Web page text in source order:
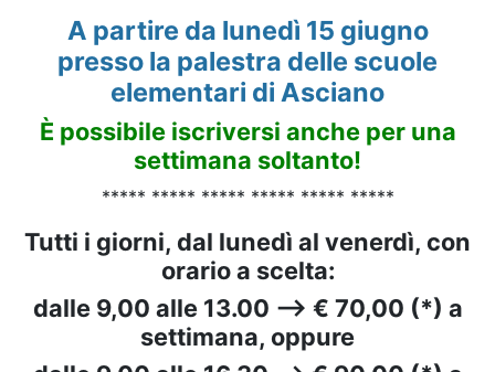
A partire da lunedì 15 giugno
presso la palestra delle scuole
elementari di Asciano
È possibile iscriversi anche per una
settimana soltanto!
***** ***** ***** ***** ***** *****
Tutti i giorni, dal lunedì al venerdì, con
orario a scelta:
dalle 9,00 alle 13.00 --> € 70,00 (*) a
settimana, oppure